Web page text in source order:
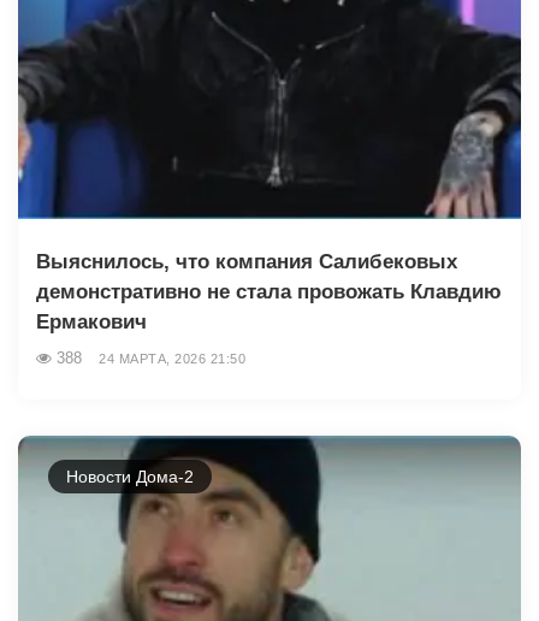
Выяснилось, что компания Салибековых
демонстративно не стала провожать Клавдию
Ермакович
388 24 МАРТА, 2026 21:50
Новости Дома-2